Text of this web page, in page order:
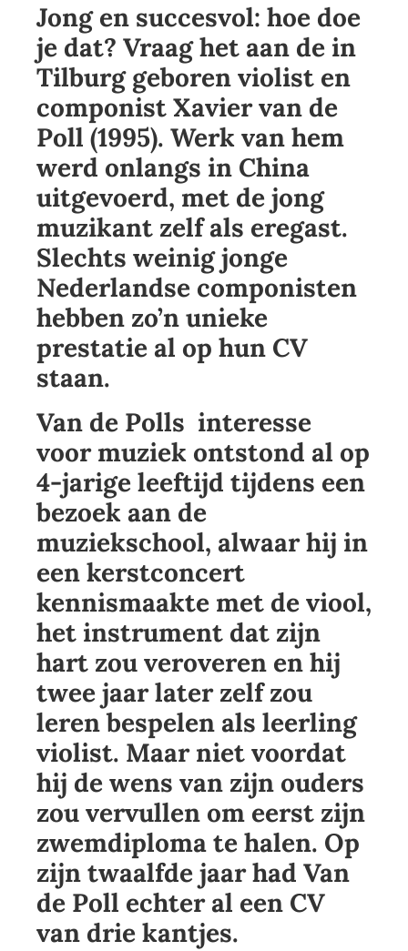
Jong en succesvol: hoe doe
je dat? Vraag het aan de in
Tilburg geboren violist en
componist Xavier van de
Poll (1995). Werk van hem
werd onlangs in China
uitgevoerd, met de jong
muzikant zelf als eregast.
Slechts weinig jonge
Nederlandse componisten
hebben zo’n unieke
prestatie al op hun CV
staan.
Van de Polls interesse
voor muziek ontstond al op
4-jarige leeftijd tijdens een
bezoek aan de
muziekschool, alwaar hij in
een kerstconcert
kennismaakte met de viool,
het instrument dat zijn
hart zou veroveren en hij
twee jaar later zelf zou
leren bespelen als leerling
violist. Maar niet voordat
hij de wens van zijn ouders
zou vervullen om eerst zijn
zwemdiploma te halen. Op
zijn twaalfde jaar had Van
de Poll echter al een CV
van drie kantjes.